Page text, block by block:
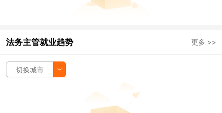
法务主管就业趋势 更多 >>
切换城市